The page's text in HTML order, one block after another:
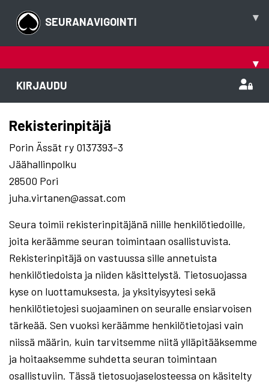
SEURANAVIGOINTI ▾
▾
KIRJAUDU
Rekisterinpitäjä
Porin Ässät ry 0137393-3
Jäähallinpolku
28500 Pori
juha.virtanen@assat.com
Seura toimii rekisterinpitäjänä niille henkilötiedoille,
joita keräämme seuran toimintaan osallistuvista.
Rekisterinpitäjä on vastuussa sille annetuista
henkilötiedoista ja niiden käsittelystä. Tietosuojassa
kyse on luottamuksesta, ja yksityisyytesi sekä
henkilötietojesi suojaaminen on seuralle ensiarvoisen
tärkeää. Sen vuoksi keräämme henkilötietojasi vain
niissä määrin, kuin tarvitsemme niitä ylläpitääksemme
ja hoitaaksemme suhdetta seuran toimintaan
osallistuviin. Tässä tietosuojaselosteessa on käsitelty